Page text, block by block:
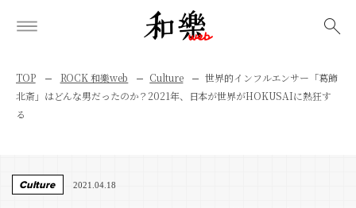
TOP ROCK 和樂web Culture
世界的インフルエンサー「葛飾
北斎」はどんな男だったのか？2021年、日本が世界がHOKUSAIに熱狂す
る
Culture 2021.04.18